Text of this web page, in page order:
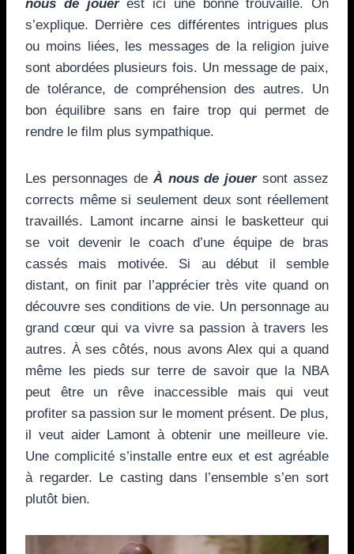
nous de jouerest ici une bonne trouvaille. On
s’explique. Derrière ces différentes intrigues plus
ou moins liées, les messages de la religion juive
sont abordées plusieurs fois. Un message de paix,
de tolérance, de compréhension des autres. Un
bon équilibre sans en faire trop qui permet de
rendre le film plus sympathique.
Les personnages de À nous de jouersont assez
corrects même si seulement deux sont réellement
travaillés. Lamont incarne ainsi le basketteur qui
se voit devenir le coach d’une équipe de bras
cassés mais motivée. Si au début il semble
distant, on finit par l’apprécier très vite quand on
découvre ses conditions de vie. Un personnage au
grand cœur qui va vivre sa passion à travers les
autres. À ses côtés, nous avons Alex qui a quand
même les pieds sur terre de savoir que la NBA
peut être un rêve inaccessible mais qui veut
profiter sa passion sur le moment présent. De plus,
il veut aider Lamont à obtenir une meilleure vie.
Une complicité s’installe entre eux et est agréable
à regarder. Le casting dans l’ensemble s’en sort
plutôt bien.